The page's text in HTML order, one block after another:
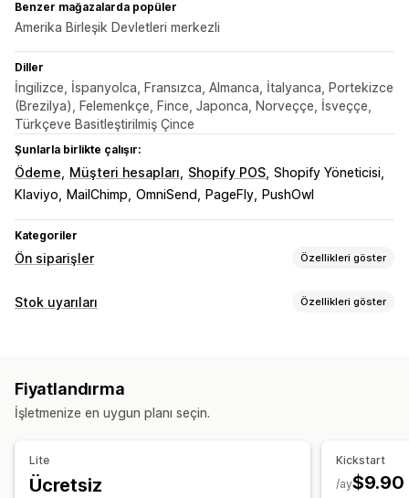
Benzer mağazalarda popüler
Amerika Birleşik Devletleri merkezli
Diller
İngilizce, İspanyolca, Fransızca, Almanca, İtalyanca, Portekizce
(Brezilya), Felemenkçe, Fince, Japonca, Norveççe, İsveççe,
Türkçeve Basitleştirilmiş Çince
Şunlarla birlikte çalışır:
Ödeme Müşteri hesapları Shopify POS Shopify Yöneticisi
Klaviyo
MailChimp OmniSend PageFly PushOwl
Kategoriler
Ön siparişler Özellikleri göster
Sipariş türü
Özelleştirme
Düğmeler
Özel metin
Varyasyonlar
Ödeme seçenekleri
Stok uyarıları Özellikleri göster
Düşük stok Yeniden stokta
Web bildirimi E-posta SMS Stokta yok
Uyarı ayarları
Fiyatlandırma
İşletmenize en uygun planı seçin.
Lite
Ücretsiz
Kickstart
$9.90
/ay